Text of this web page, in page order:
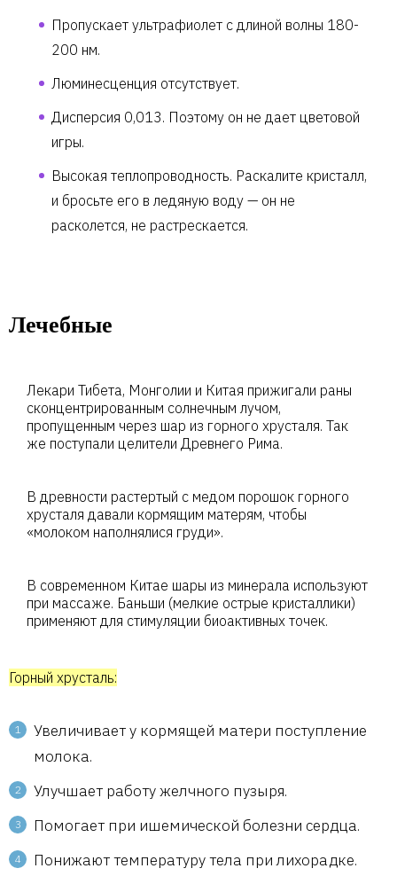
Пропускает ультрафиолет с длиной волны 180-
200 нм.
Люминесценция отсутствует.
Дисперсия 0,013. Поэтому он не дает цветовой
игры.
Высокая теплопроводность. Раскалите кристалл,
и бросьте его в ледяную воду — он не
расколется, не растрескается.
Лечебные
Лекари Тибета, Монголии и Китая прижигали раны
сконцентрированным солнечным лучом,
пропущенным через шар из горного хрусталя. Так
же поступали целители Древнего Рима.
В древности растертый с медом порошок горного
хрусталя давали кормящим матерям, чтобы
«молоком наполнялися груди».
В современном Китае шары из минерала используют
при массаже. Баньши (мелкие острые кристаллики)
применяют для стимуляции биоактивных точек.
Горный хрусталь:
Увеличивает у кормящей матери поступление
молока.
Улучшает работу желчного пузыря.
Помогает при ишемической болезни сердца.
Понижают температуру тела при лихорадке.